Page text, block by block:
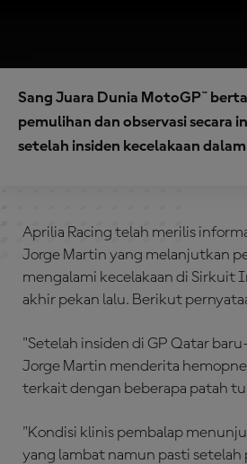
Sang Juara Dunia MotoGP™
pemulihan dan observasi secara
setelah insiden kecelakaan
Aprilia Racing telah merilis
Jorge Martin yang melanjutkan
mengalami kecelakaan di Sirkuit
akhir pekan lalu. Berikut
"Setelah insiden di GP Qatar
Jorge Martin menderita
terkait dengan beberapa patah
"Kondisi klinis pembalap
yang lambat namun pasti setelah